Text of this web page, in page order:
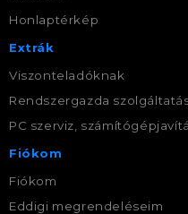
Honlaptérkép
Extrák
Viszonteladóknak
Rendszergazda
PC szerviz,
Fiókom
Fiókom
Eddigi megrendeléseim